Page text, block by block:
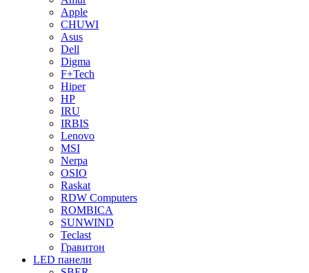
Apple
CHUWI
Asus
Dell
Digma
F+Tech
Hiper
HP
IRU
IRBIS
Lenovo
MSI
Nerpa
OSIO
Raskat
RDW Computers
ROMBICA
SUNWIND
Teclast
Гравитон
LED панели